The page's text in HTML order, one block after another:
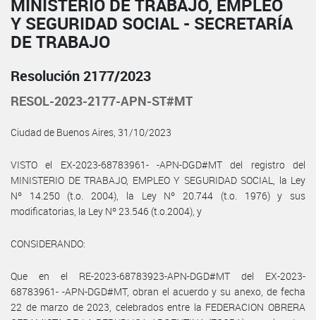
MINISTERIO DE TRABAJO, EMPLEO
Y SEGURIDAD SOCIAL - SECRETARÍA
DE TRABAJO
Resolución 2177/2023
RESOL-2023-2177-APN-ST#MT
Ciudad de Buenos Aires, 31/10/2023
VISTO el EX-2023-68783961- -APN-DGD#MT del registro del
MINISTERIO DE TRABAJO, EMPLEO Y SEGURIDAD SOCIAL, la Ley
Nº 14.250 (t.o. 2004), la Ley Nº 20.744 (t.o. 1976) y sus
modificatorias, la Ley Nº 23.546 (t.o.2004), y
CONSIDERANDO:
Que en el RE-2023-68783923-APN-DGD#MT del EX-2023-
68783961- -APN-DGD#MT, obran el acuerdo y su anexo, de fecha
22 de marzo de 2023, celebrados entre la FEDERACION OBRERA